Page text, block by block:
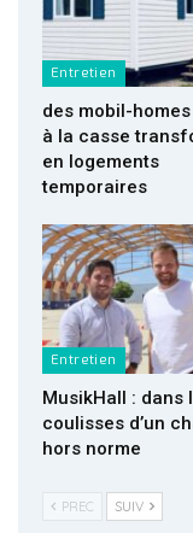
Entretien
des mobil-
à la casse
en logements
temporaires
Entretien
MusikHall : dans
coulisses d’un
hors norme
PREC SUIV